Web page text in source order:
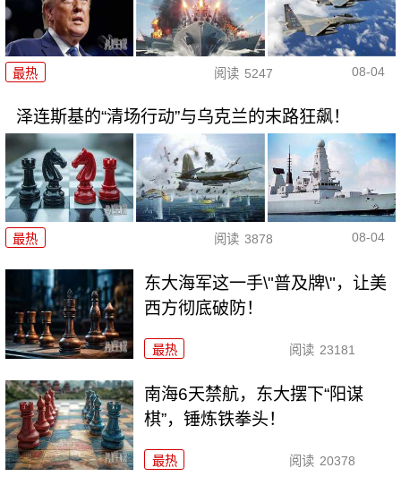
最热 阅读 5247 08-04
泽连斯基的“清场行动”与乌克兰的末路狂飙！
最热 阅读 3878 08-04
东大海军这一手\"普及牌\"，让美
西方彻底破防！
最热 阅读 23181
南海6天禁航，东大摆下“阳谋
棋”，锤炼铁拳头！
最热 阅读 20378